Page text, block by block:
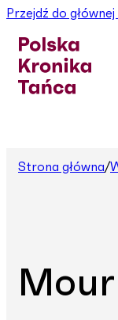
Przejdź do
Strona główna/